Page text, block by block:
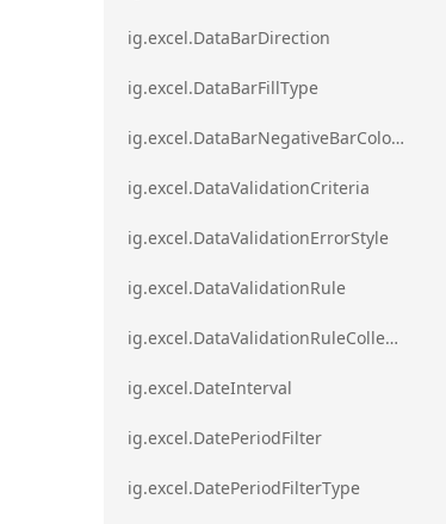
ig.excel.DataBarDirection
ig.excel.DataBarFillType
ig.excel.DataBarNegativeBarColorType
ig.excel.DataValidationCriteria
ig.excel.DataValidationErrorStyle
ig.excel.DataValidationRule
ig.excel.DataValidationRuleCollection
ig.excel.DateInterval
ig.excel.DatePeriodFilter
ig.excel.DatePeriodFilterType